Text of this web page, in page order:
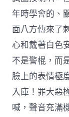
年時學會的、
面八方傳來了
心和戴著白色
不是警棍，而
臉上的表情極
入庫！罪大惡
喊，聲音充滿